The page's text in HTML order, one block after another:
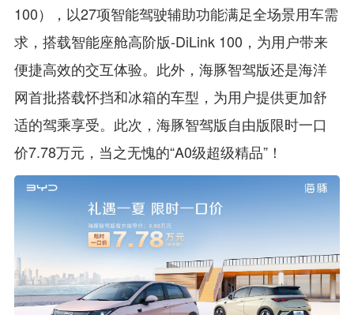
100），以27项智能驾驶辅助功能满足全场景用车需
求，搭载智能座舱高阶版-DiLink 100，为用户带来
便捷高效的交互体验。此外，海豚智驾版还是海洋
网首批搭载怀挡和冰箱的车型，为用户提供更加舒
适的驾乘享受。此次，海豚智驾版自由版限时一口
价7.78万元，当之无愧的“A0级超级精品”！